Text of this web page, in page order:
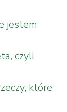
jestem
czyli
które